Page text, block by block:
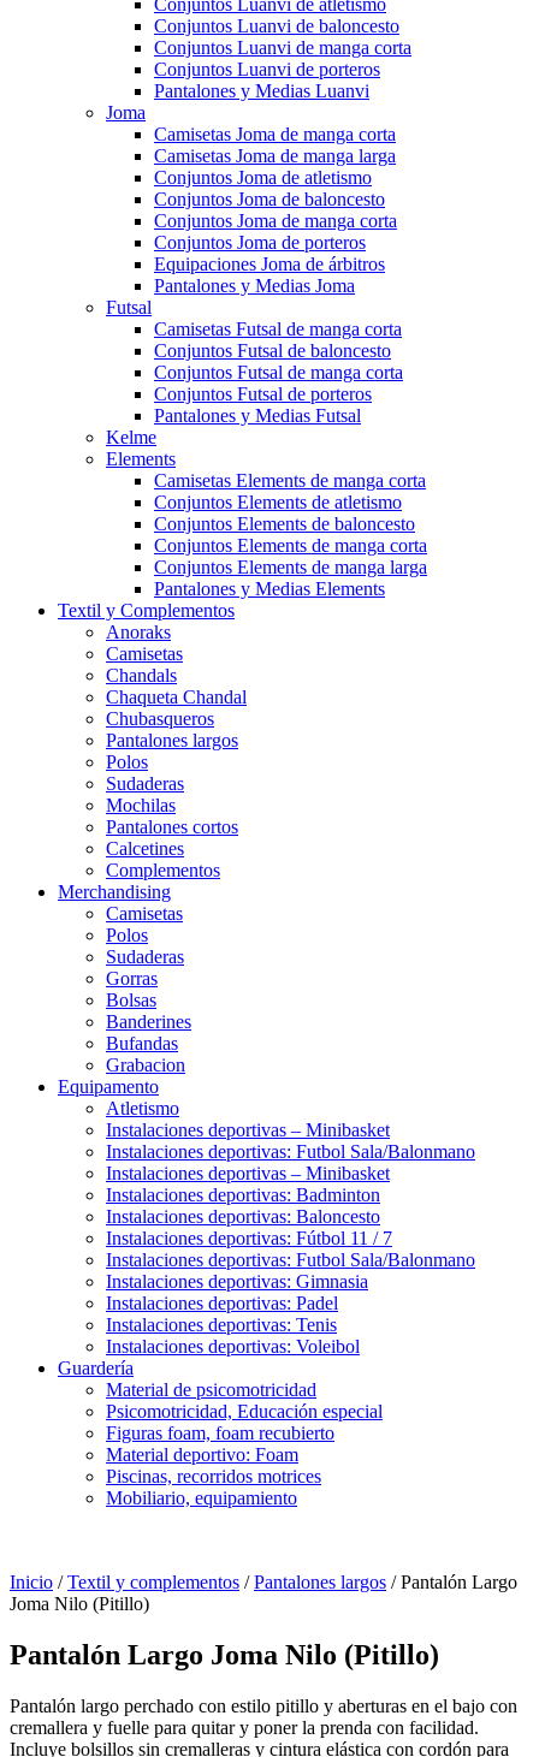
Conjuntos Luanvi de atletismo
Conjuntos Luanvi de baloncesto
Conjuntos Luanvi de manga corta
Conjuntos Luanvi de porteros
Pantalones y Medias Luanvi
Joma
Camisetas Joma de manga corta
Camisetas Joma de manga larga
Conjuntos Joma de atletismo
Conjuntos Joma de baloncesto
Conjuntos Joma de manga corta
Conjuntos Joma de porteros
Equipaciones Joma de árbitros
Pantalones y Medias Joma
Futsal
Camisetas Futsal de manga corta
Conjuntos Futsal de baloncesto
Conjuntos Futsal de manga corta
Conjuntos Futsal de porteros
Pantalones y Medias Futsal
Kelme
Elements
Camisetas Elements de manga corta
Conjuntos Elements de atletismo
Conjuntos Elements de baloncesto
Conjuntos Elements de manga corta
Conjuntos Elements de manga larga
Pantalones y Medias Elements
Textil y Complementos
Anoraks
Camisetas
Chandals
Chaqueta Chandal
Chubasqueros
Pantalones largos
Polos
Sudaderas
Mochilas
Pantalones cortos
Calcetines
Complementos
Merchandising
Camisetas
Polos
Sudaderas
Gorras
Bolsas
Banderines
Bufandas
Grabacion
Equipamento
Atletismo
Instalaciones deportivas – Minibasket
Instalaciones deportivas: Futbol Sala/Balonmano
Instalaciones deportivas – Minibasket
Instalaciones deportivas: Badminton
Instalaciones deportivas: Baloncesto
Instalaciones deportivas: Fútbol 11 / 7
Instalaciones deportivas: Futbol Sala/Balonmano
Instalaciones deportivas: Gimnasia
Instalaciones deportivas: Padel
Instalaciones deportivas: Tenis
Instalaciones deportivas: Voleibol
Guardería
Material de psicomotricidad
Psicomotricidad, Educación especial
Figuras foam, foam recubierto
Material deportivo: Foam
Piscinas, recorridos motrices
Mobiliario, equipamiento
Inicio /Textil y complementos /Pantalones largos / Pantalón Largo
Joma Nilo (Pitillo)
Pantalón Largo Joma Nilo (Pitillo)
Pantalón largo perchado con estilo pitillo y aberturas en el bajo con
cremallera y fuelle para quitar y poner la prenda con facilidad.
Incluye bolsillos sin cremalleras y cintura elástica con cordón para